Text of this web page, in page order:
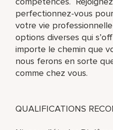
perfectionnez-vous
votre vie
options diverses qui
importe le chemin que
nous ferons en sorte
comme chez vous.
QUALIFICATIONS